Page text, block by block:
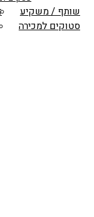
שותף / משקיע
סטוקים למכירה